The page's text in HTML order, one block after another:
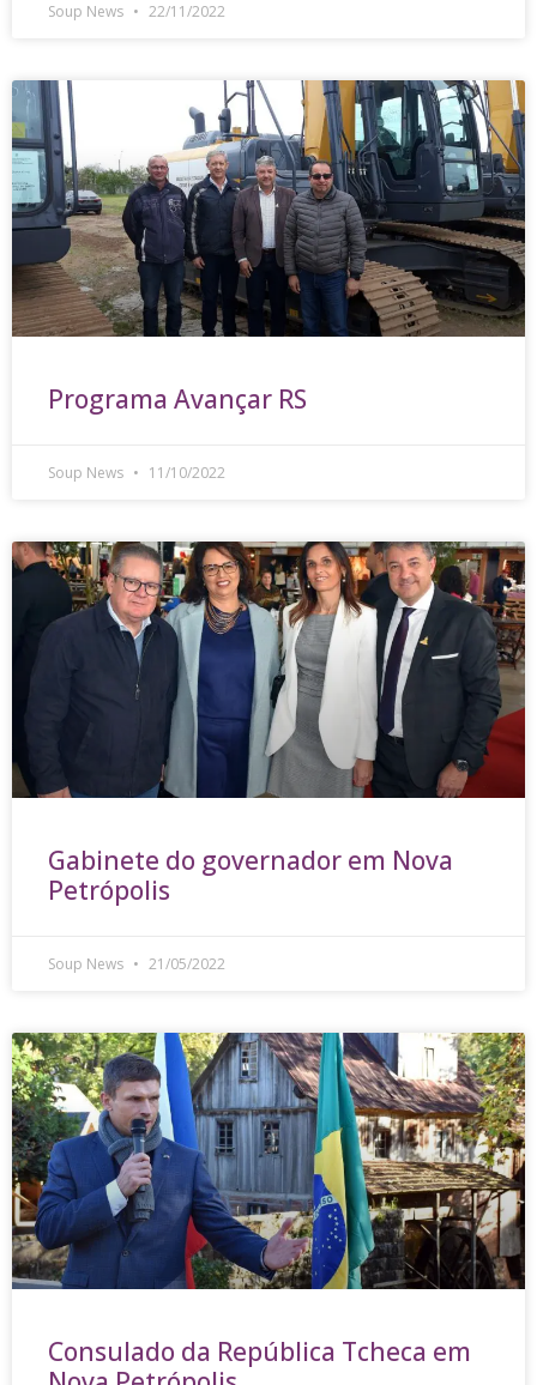
Soup News 22/11/2022
Programa Avançar RS
Soup News 11/10/2022
Gabinete do governador em Nova
Petrópolis
Soup News 21/05/2022
Consulado da República Tcheca em